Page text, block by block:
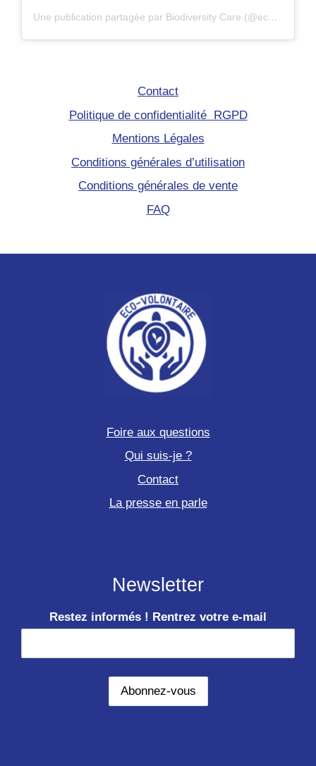
Une publication partagée par Biodiversity Care (@eco.volontaire)
Contact
Politique de confidentialité RGPD
Mentions Légales
Conditions générales d’utilisation
Conditions générales de vente
FAQ
Foire aux questions
Qui suis-je ?
Contact
La presse en parle
Newsletter
Restez informés ! Rentrez votre e-mail